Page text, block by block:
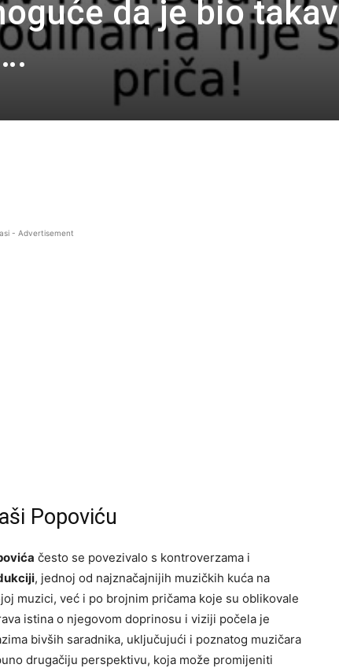
da je bio takav
- Advertisement
Popoviću
često se povezivalo s kontroverzama i
, jednoj od najznačajnijih muzičkih kuća na
muzici, već i po brojnim pričama koje su oblikovale
istina o njegovom doprinosu i viziji počela je
bivših saradnika, uključujući i poznatog muzičara
drugačiju perspektivu, koja može promijeniti